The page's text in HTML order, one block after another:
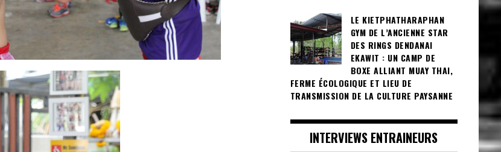
LE KIETPHATHARAPHAN
GYM DE L’ANCIENNE STAR
DES RINGS DENDANAI
EKAWIT : UN CAMP DE
BOXE ALLIANT MUAY THAI,
FERME ÉCOLOGIQUE ET LIEU DE
TRANSMISSION DE LA CULTURE PAYSANNE
INTERVIEWS ENTRAINEURS